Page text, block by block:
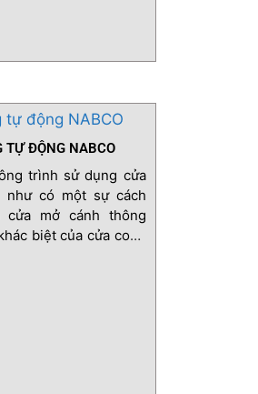
TỰ ĐỘNG NABCO
trình sử dụng cửa
như có một sự cách
mở cánh thông
biệt của cửa cong